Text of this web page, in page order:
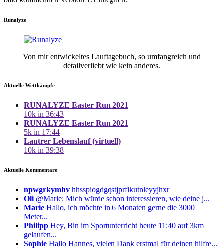
Runalyze
Von mir entwickeltes Lauftagebuch, so umfangreich und
detailverliebt wie kein anderes.
Aktuelle Wettkämpfe
RUNALYZE Easter Run 2021
10k in 36:43
RUNALYZE Easter Run 2021
5k in 17:44
Lautrer Lebenslauf (virtuell)
10k in 39:38
Aktuelle Kommentare
npwgrkymhv hhsspiogdgqstjprfikutnleyyjhxr
Oli @Marie: Mich würde schon interessieren, wie deine j...
Marie Hallo, ich möchte in 6 Monaten gerne die 3000
Meter...
Philipp Hey, Bin im Sportunterricht heute 11:40 auf 3km
gelaufen...
Sophie Hallo Hannes, vielen Dank erstmal für deinen hilfre...